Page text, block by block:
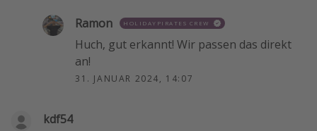
Ramon HOLIDAYPIRATES CREW
Huch, gut erkannt! Wir passen das direkt
an!
31. JANUAR 2024, 14:07
kdf54